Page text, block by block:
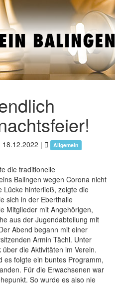
18.12.2022 | Allgemein
die traditionelle
Balingen wegen Corona nicht
Lücke hinterließ, zeigte die
sich in der Eberthalle
Mitglieder mit Angehörigen,
aus der Jugendabteilung mit
Abend begann mit einer
Armin Tächl. Unter
die Aktivitäten im Verein.
es folgte ein buntes Programm,
Für die Erwachsenen war
So wurde es also nie